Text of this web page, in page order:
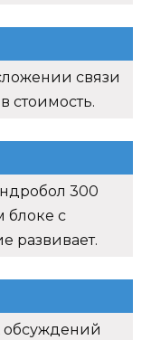
связи
стоимость.
300
блоке с
развивает.